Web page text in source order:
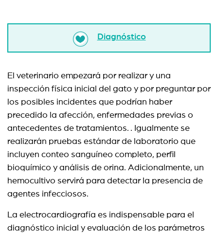
Diagnóstico
El veterinario empezará por realizar y una
inspección física inicial del gato y por preguntar por
los posibles incidentes que podrían haber
precedido la afección, enfermedades previas o
antecedentes de tratamientos. . Igualmente se
realizarán pruebas estándar de laboratorio que
incluyen conteo sanguíneo completo, perfil
bioquímico y análisis de orina. Adicionalmente, un
hemocultivo servirá para detectar la presencia de
agentes infecciosos.
La electrocardiografía es indispensable para el
diagnóstico inicial y evaluación de los parámetros